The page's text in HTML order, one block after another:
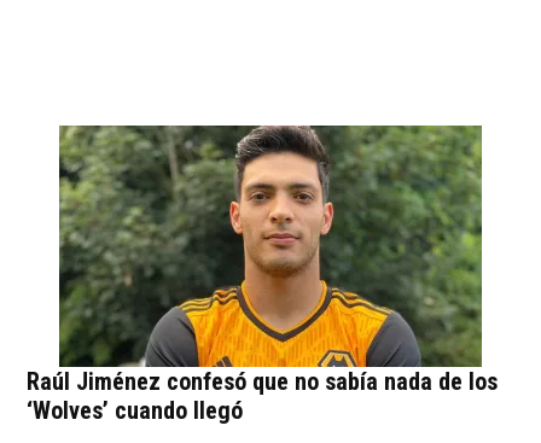
Raúl Jiménez confesó que no sabía nada de los
‘Wolves’ cuando llegó